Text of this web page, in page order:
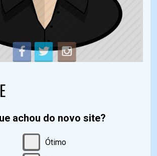
achou do novo site?
Ótimo